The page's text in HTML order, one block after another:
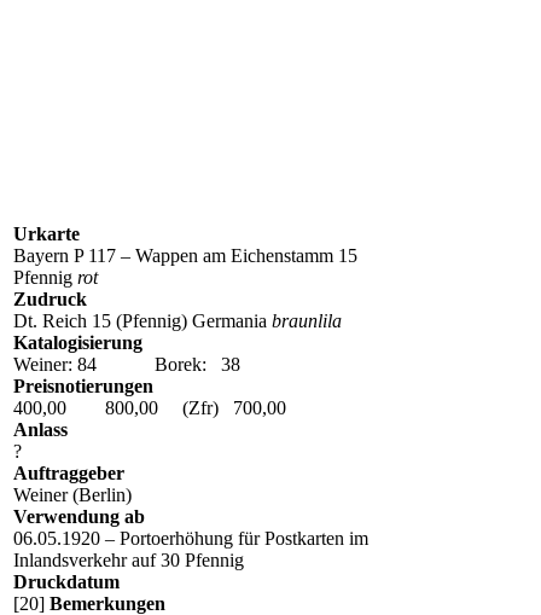
P 117 Z 1 (D.Reich PZP 35)
Urkarte
Bayern P 117 – Wappen am Eichenstamm 15
Pfennig rot
Zudruck
Dt. Reich 15 (Pfennig) Germania braunlila
Katalogisierung
Weiner: 84 Borek: 38
Preisnotierungen
400,00 800,00 (Zfr) 700,00
Anlass
?
Auftraggeber
Weiner (Berlin)
Verwendung ab
06.05.1920 – Portoerhöhung für Postkarten im
Inlandsverkehr auf 30 Pfennig
Druckdatum
[20] Bemerkungen